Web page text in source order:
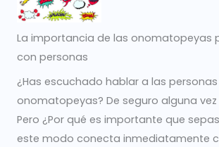
La importancia de las onomatopeyas
con personas
¿Has escuchado hablar a las
onomatopeyas? De seguro alguna vez
Pero ¿Por qué es importante que
este modo conecta inmediatamente